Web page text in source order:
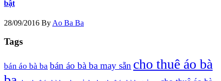
bật
28/09/2016 By Ao Ba Ba
Tags
bán áo bà ba bán áo bà ba may sẵn cho thuê áo bà